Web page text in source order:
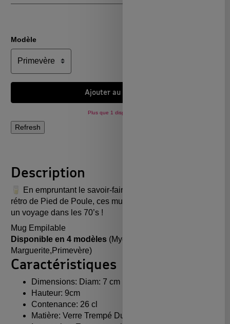
Modèle
Ajouter au panier
Plus que 1 disponible !
Description
🥛 En empruntant le savoir-faire Duralex® et la touche
rétro de Pied de Poule, ces mugs vous embarquent pour
un voyage dans les 70’s !
Mug Empilable
Disponible en 4 modèles(Myosotis, Tulipe,
Marguerite,Primevère)
Caractéristiques
Dimensions: Diam: 7 cm
Hauteur: 9cm
Contenance: 26 cl
Matière: Verre Trempé Duralex®